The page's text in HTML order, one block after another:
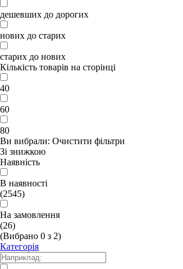
дешевших до дорогих
нових до старих
старих до нових
Кількість товарів на сторінці
40
60
80
Ви вибрали: Очистити фільтри
Зі знижкою
Наявність
В наявності
(2545)
На замовлення
(26)
(Вибрано 0 з 2)
Категорія